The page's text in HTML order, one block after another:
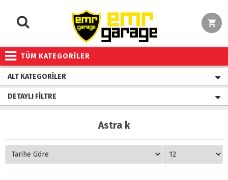
TÜM KATEGORİLER
ALT KATEGORILER
DETAYLI FILTRE
Astra k